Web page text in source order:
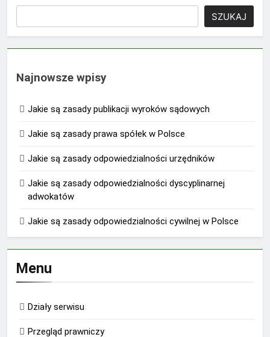
SZUKAJ
Najnowsze wpisy
Jakie są zasady publikacji wyroków sądowych
Jakie są zasady prawa spółek w Polsce
Jakie są zasady odpowiedzialności urzędników
Jakie są zasady odpowiedzialności dyscyplinarnej
adwokatów
Jakie są zasady odpowiedzialności cywilnej w Polsce
Menu
Działy serwisu
Przegląd prawniczy